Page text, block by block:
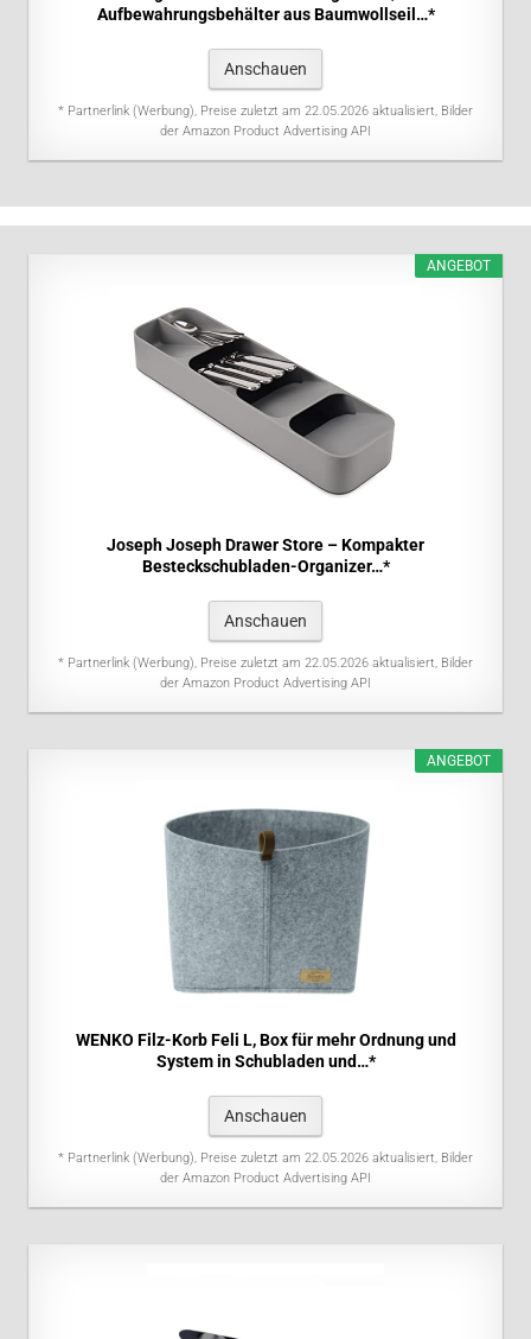
Aufbewahrungsbehälter aus Baumwollseil…*
Anschauen
* Partnerlink (Werbung), Preise zuletzt am 22.05.2026 aktualisiert, Bilder
der Amazon Product Advertising API
ANGEBOT
Joseph Joseph Drawer Store – Kompakter
Besteckschubladen-Organizer…*
Anschauen
* Partnerlink (Werbung), Preise zuletzt am 22.05.2026 aktualisiert, Bilder
der Amazon Product Advertising API
ANGEBOT
WENKO Filz-Korb Feli L, Box für mehr Ordnung und
System in Schubladen und…*
Anschauen
* Partnerlink (Werbung), Preise zuletzt am 22.05.2026 aktualisiert, Bilder
der Amazon Product Advertising API